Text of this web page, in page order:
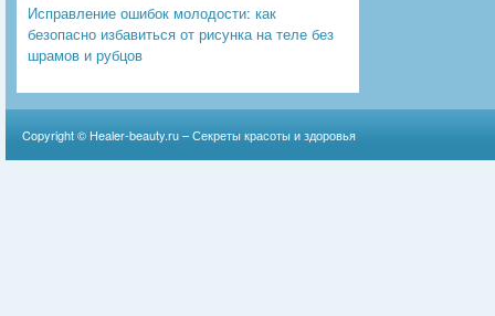
Исправление ошибок молодости: как
безопасно избавиться от рисунка на теле без
шрамов и рубцов
Copyright © Healer-beauty.ru – Секреты красоты и здоровья